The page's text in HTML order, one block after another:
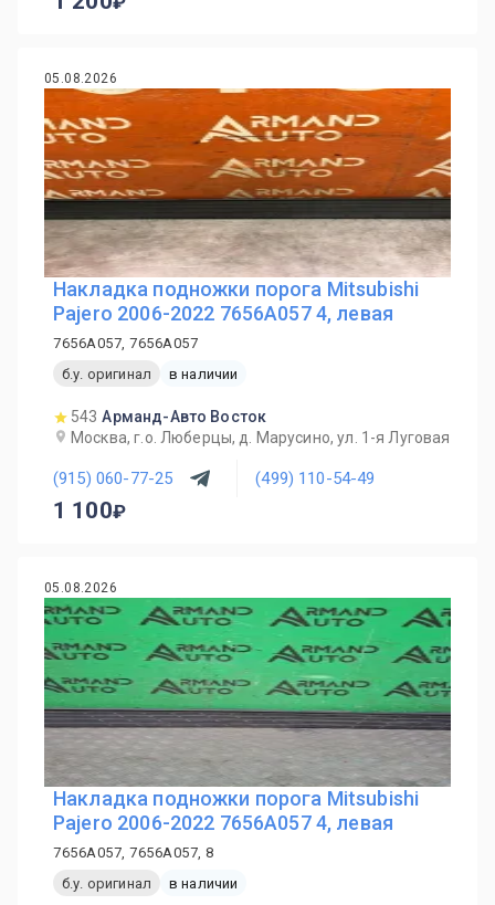
05.08.2026
Накладка подножки порога Mitsubishi
Pajero 2006-2022 7656A057 4, левая
7656A057, 7656A057
б.у. оригинал
в наличии
543 Арманд-Авто Восток
Москва, г.о. Люберцы, д. Марусино, ул. 1-я Луговая
(915) 060-77-25 (499) 110-54-49
1 100
05.08.2026
Накладка подножки порога Mitsubishi
Pajero 2006-2022 7656A057 4, левая
7656A057, 7656A057, 8
б.у. оригинал
в наличии